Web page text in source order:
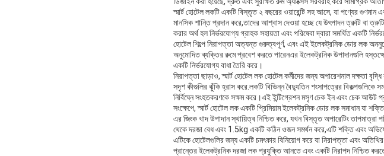
স্মার্ট হোটেল লকটি একটি বিস্তৃত ২ বছরের ওয়ারেন্টি সহ আসে, যা পণ্যের গুণমান
মানসিক শান্তি প্রদান করে,তাদের আশ্বাস দেওয়া হচ্ছে যে উৎপাদন ত্রুটি বা
করার অর্থ হল নির্ভরযোগ্য গ্রাহক সহায়তা এবং পরিষেবা দ্বারা সমর্থিত একটি
হোটেল শিল্পে নিরাপত্তা অত্যন্ত গুরুত্বপূর্ণ, এবং এই ইলেকট্রনিক ডোর লক
অনুমোদিত ব্যক্তির রুমে প্রবেশ করতে পারেনএর ইলেকট্রনিক উপাদানগুলি
একটি নির্ভরযোগ্য বাধা তৈরি করে।
নিরাপত্তা ছাড়াও, স্মার্ট হোটেল লক হোটেল কর্মীদের জন্য অপারেশনাল দক্ষতা
সদৃশ কীগুলির ঝুঁকি হ্রাস করে.লকটি বিভিন্ন বৈদ্যুতিন শংসাপত্রের বিকল্পগুলিকে
নির্বিঘ্নে সংহতকরণকে সক্ষম করে।এই ইন্টিগ্রেশন মসৃণ চেক ইন এবং চেক আউট
সংক্ষেপে, স্মার্ট হোটেল লক একটি প্রিমিয়াম ইলেকট্রনিক ডোর লক সমাধান যা
এর জিংক খাদ উপাদান স্থায়িত্ব নিশ্চিত করে, যখন বিস্তৃত অপারেটিং
থেকে দরজা বেধ এবং 1.5kg একটি কঠিন ওজন সমর্থন করে,এটি শক্তি এবং
এটিকে হোটেলগুলির জন্য একটি চমৎকার বিনিয়োগ করে যা নিরাপত্তা এবং অতিথির
প্রান্তের ইলেকট্রনিক দরজা লক প্রযুক্তি আনতে এবং একটি নিরাপদ নিশ্চিত